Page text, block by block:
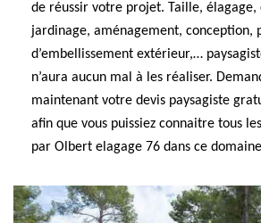
de réussir votre projet. Taille, élagage,
jardinage, aménagement, conception,
d’embellissement extérieur,…
n’aura aucun mal à les réaliser.
maintenant votre devis paysagiste
afin que vous puissiez connaitre tous
par Olbert elagage 76 dans ce